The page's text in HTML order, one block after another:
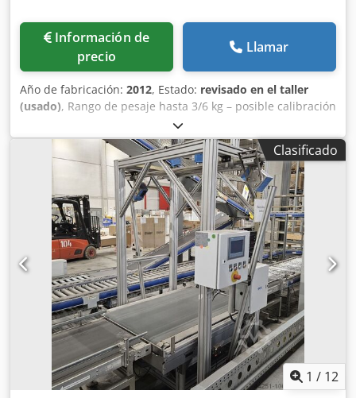
Información de
precio
Llamar
Año de fabricación: 2012, Estado: revisado en el taller
(usado), Rango de pesaje hasta 3/6 kg – posible calibración
de la báscula con precisión de 3 o 6 kg. Dirección de
funcionamiento L→R Aplicación de etiquetas: - Superior –
Sello - Inferior – Cinta Peso: Carga máxima 3 kg Carga
mínima 10 g e = 0,5 g Versión del sistema 13.60 sp6
Terminal GT-12C Gt-Softcontrol ver. 4.40 Dispensador de
etiquetas decorativas LDI Kit de impresión por
transferencia térmica Terminal a color con pantalla táctil
GT-12C Longitud del segmento de pesaje: 540 mm Ancho
de la cinta transportadora: 300 mm Año de fabricación:
2012 / Renovación: 2025 Dimensiones del dispositivo: 240
cm x 110 cm Ancho de la cabeza de impresión: hasta 160
mm Licencias principales (superior): [+] SOFTCONTROL_1
[+] CLASES DE PESO [+] CODE_PART_PRINT [+] EURO [+]
FUENTES_CARGADAS [+] SPEED_GLMI100 Dodpjxazaiofx Ab
Iokr Slave (etiquetadora inferior): [+] CODE_PART_PRINT El
dispositivo cuenta con 6 meses de garantía. Michał
Frankiewicz 602129078
Clasificado
1 / 12